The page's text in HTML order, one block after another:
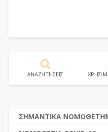
ΑΝΑΖΗΤΗΣΕΙΣ
ΣΗΜΑΝΤΙΚΑ